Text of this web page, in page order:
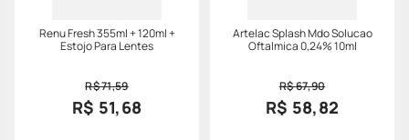
Renu Fresh 355ml + 120ml +
Estojo Para Lentes
R$ 71,59
R$ 51,68
Artelac Splash Mdo Solucao
Oftalmica 0,24% 10ml
R$ 67,90
R$ 58,82